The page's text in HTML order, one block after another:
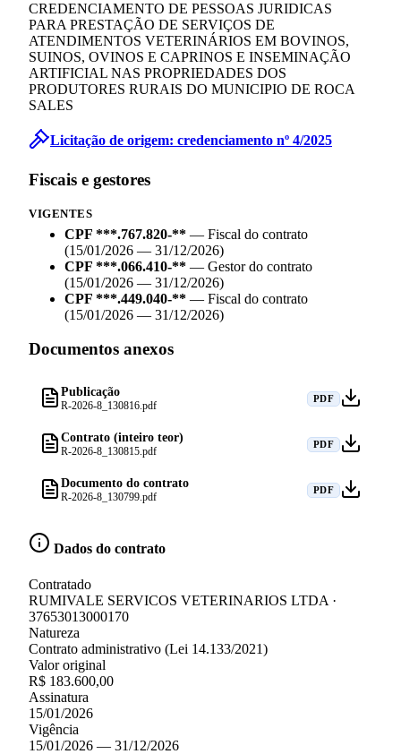
CREDENCIAMENTO DE PESSOAS JURIDICAS
PARA PRESTAÇÃO DE SERVIÇOS DE
ATENDIMENTOS VETERINÁRIOS EM BOVINOS,
SUINOS, OVINOS E CAPRINOS E INSEMINAÇÃO
ARTIFICIAL NAS PROPRIEDADES DOS
PRODUTORES RURAIS DO MUNICIPIO DE ROCA
SALES
Licitação de origem: credenciamento nº 4/2025
Fiscais e gestores
VIGENTES
CPF ***.767.820-** — Fiscal do contrato
(15/01/2026 — 31/12/2026)
CPF ***.066.410-** — Gestor do contrato
(15/01/2026 — 31/12/2026)
CPF ***.449.040-** — Fiscal do contrato
(15/01/2026 — 31/12/2026)
Documentos anexos
Publicação
R-2026-8_130816.pdf
PDF
Contrato (inteiro teor)
R-2026-8_130815.pdf
PDF
Documento do contrato
R-2026-8_130799.pdf
PDF
Dados do contrato
Contratado
RUMIVALE SERVICOS VETERINARIOS LTDA ·
37653013000170
Natureza
Contrato administrativo (Lei 14.133/2021)
Valor original
R$ 183.600,00
Assinatura
15/01/2026
Vigência
15/01/2026 — 31/12/2026